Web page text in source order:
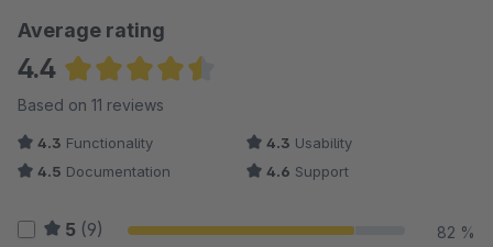
Average rating
4.4
Average rating of 4.45 out of 5 stars
Based on 11 reviews
4.3 Functionality 4.3 Usability
4.5 Documentation 4.6 Support
5 (9) 82 %